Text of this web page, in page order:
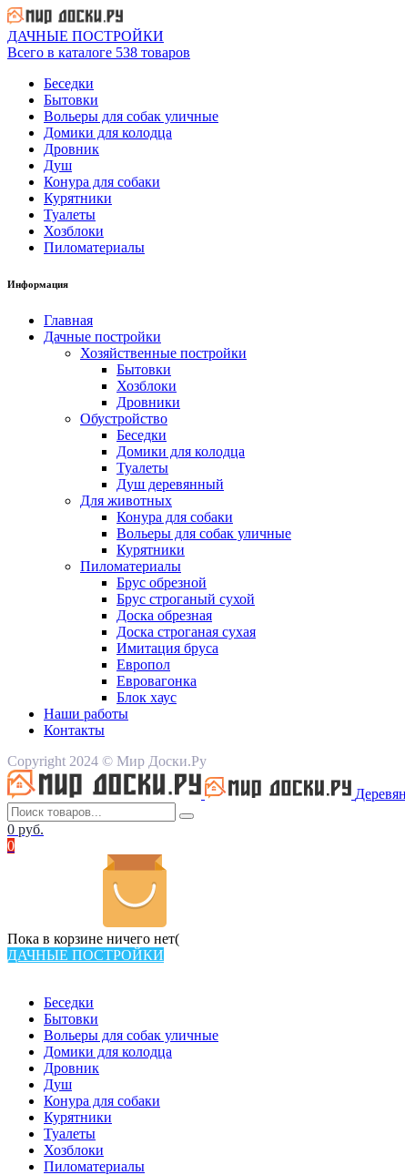
ДАЧНЫЕ ПОСТРОЙКИ
Всего в каталоге 538 товаров
Беседки
Бытовки
Вольеры для собак уличные
Домики для колодца
Дровник
Душ
Конура для собаки
Курятники
Туалеты
Хозблоки
Пиломатериалы
Информация
Главная
Дачные постройки
Хозяйственные постройки
Бытовки
Хозблоки
Дровники
Обустройство
Беседки
Домики для колодца
Туалеты
Душ деревянный
Для животных
Конура для собаки
Вольеры для собак уличные
Курятники
Пиломатериалы
Брус обрезной
Брус строганый сухой
Доска обрезная
Доска строганая сухая
Имитация бруса
Европол
Евровагонка
Блок хаус
Наши работы
Контакты
Copyright 2024 © Мир Доски.Ру
0 руб.
0
Пока в корзине ничего нет(
ДАЧНЫЕ ПОСТРОЙКИ
Беседки
Бытовки
Вольеры для собак уличные
Домики для колодца
Дровник
Душ
Конура для собаки
Курятники
Туалеты
Хозблоки
Пиломатериалы